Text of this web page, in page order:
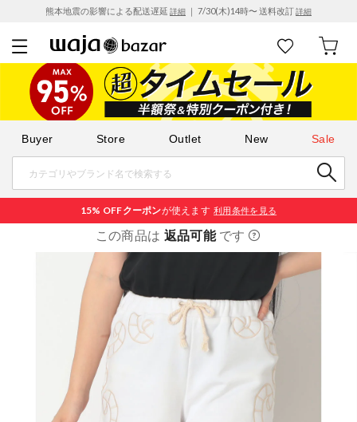
熊本地震の影響による配送遅延 詳細 ｜ 7/30(木)14時〜 送料改訂詳細
Buyer Store Outlet New Sale
15% OFFクーポンが使えます 利用条件を見る
この商品は 返品可能です